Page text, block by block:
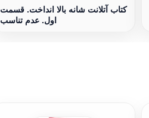
کتاب آتلانت شانه بالا انداخت. قسمت
اول. عدم تناسب